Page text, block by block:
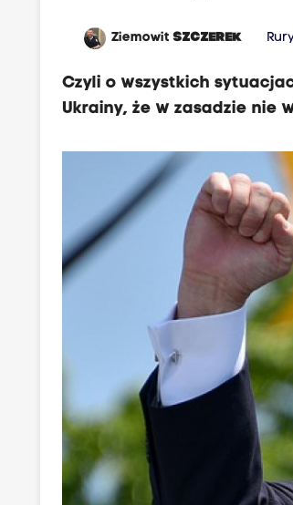
ZiemowitSZCZEREK
Czyli o wszystkich
Ukrainy, że w zasadzie nie